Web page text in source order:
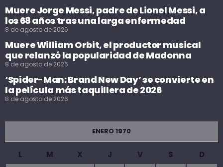
Muere Jorge Messi, padre de Lionel Messi, a
los 68 años tras una larga enfermedad
8 de agosto de 2026
Muere William Orbit, el productor musical
que relanzó la popularidad de Madonna
8 de agosto de 2026
‘Spider-Man: Brand New Day’ se convierte en
la película más taquillera de 2026
8 de agosto de 2026
ENERO 1970
L M X J V S
D